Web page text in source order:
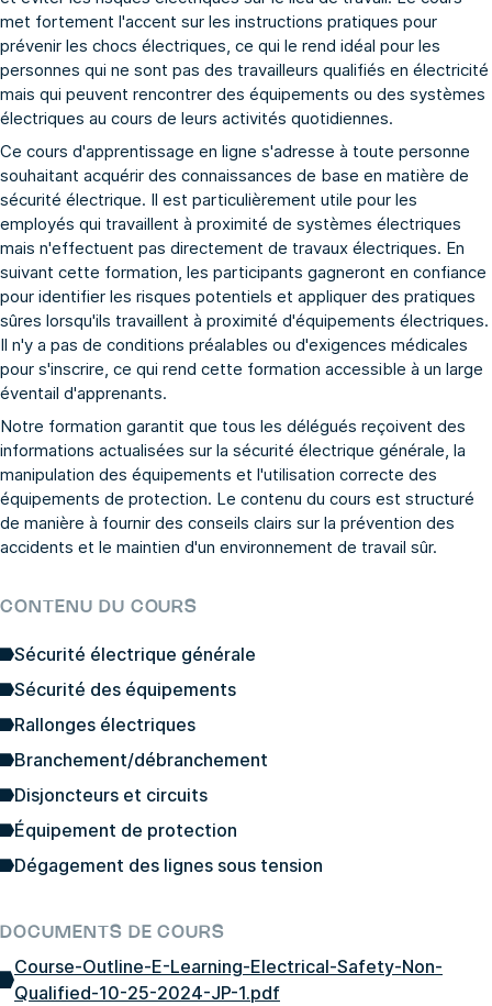
met fortement l'accent sur les instructions pratiques pour
prévenir les chocs électriques, ce qui le rend idéal pour les
personnes qui ne sont pas des travailleurs qualifiés en électricité
mais qui peuvent rencontrer des équipements ou des systèmes
électriques au cours de leurs activités quotidiennes.
Ce cours d'apprentissage en ligne s'adresse à toute personne
souhaitant acquérir des connaissances de base en matière de
sécurité électrique. Il est particulièrement utile pour les
employés qui travaillent à proximité de systèmes électriques
mais n'effectuent pas directement de travaux électriques. En
suivant cette formation, les participants gagneront en confiance
pour identifier les risques potentiels et appliquer des pratiques
sûres lorsqu'ils travaillent à proximité d'équipements électriques.
Il n'y a pas de conditions préalables ou d'exigences médicales
pour s'inscrire, ce qui rend cette formation accessible à un large
éventail d'apprenants.
Notre formation garantit que tous les délégués reçoivent des
informations actualisées sur la sécurité électrique générale, la
manipulation des équipements et l'utilisation correcte des
équipements de protection. Le contenu du cours est structuré
de manière à fournir des conseils clairs sur la prévention des
accidents et le maintien d'un environnement de travail sûr.
CONTENU DU COURS
Sécurité électrique générale
Sécurité des équipements
Rallonges électriques
Branchement/débranchement
Disjoncteurs et circuits
Équipement de protection
Dégagement des lignes sous tension
DOCUMENTS DE COURS
Course-Outline-E-Learning-Electrical-Safety-Non-
Qualified-10-25-2024-JP-1.pdf